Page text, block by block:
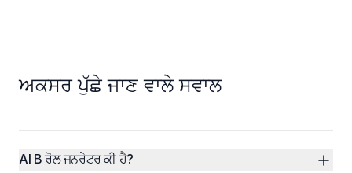
ਅਕਸਰ ਪੁੱਛੇ ਜਾਣ ਵਾਲੇ ਸਵਾਲ
AI B ਰੋਲ ਜਨਰੇਟਰ ਕੀ ਹੈ?